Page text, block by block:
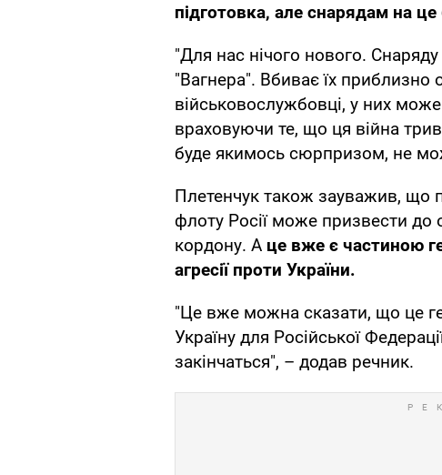
підготовка, але снарядам на
"Для нас нічого нового.
"Вагнера". Вбиває їх приблизно
військовослужбовці, у них
враховуючи те, що ця війна
буде якимось сюрпризом, не
Плетенчук також зауважив, що
флоту Росії може призвести до
кордону. А це вже є частиною
агресії проти України.
"Це вже можна сказати, що це
Україну для Російської
закінчаться", – додав речник.